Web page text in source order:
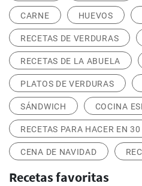
CARNE HUEVOS
RECETAS DE VERDURAS
RECETAS DE LA ABUELA
PLATOS DE VERDURAS
SÁNDWICH COCINA
RECETAS PARA HACER EN
CENA DE NAVIDAD
Recetas favoritas